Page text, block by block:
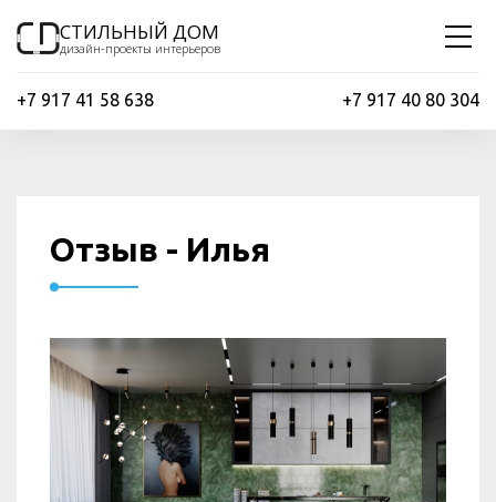
СТИЛЬНЫЙ ДОМ
дизайн-проекты интерьеров
+7 917 41 58 638 +7 917 40 80 304
Отзыв - Илья